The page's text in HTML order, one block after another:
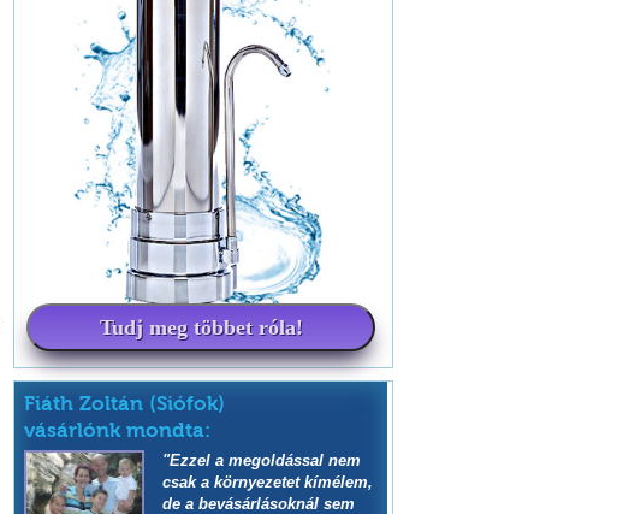
Tudj meg többet róla!
Fiáth Zoltán (Siófok)
vásárlónk mondta:
"Ezzel a megoldással nem
csak a környezetet kímélem,
de a bevásárlásoknál sem